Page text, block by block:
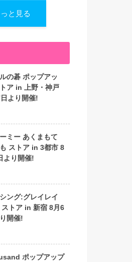
と見る
の碁 ポップアッ
ア in 上野・神戸
より開催!
ミー あくまもて
ストア in 3都市 8
より開催!
ング:グレイレイ
ストア in 新宿 8月6
開催!
ポップアップ